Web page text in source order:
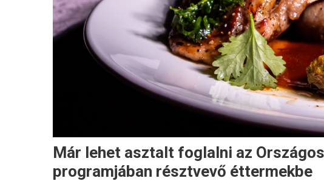
Már lehet asztalt foglalni az
programjában résztvevő éttermekbe